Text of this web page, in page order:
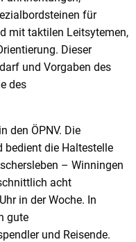
für
mit taktilen Leitsytemen,
Dieser
und Vorgaben des
des
den ÖPNV. Die
bedient die Haltestelle
– Winningen
acht
in der Woche. In
gute
und Reisende.